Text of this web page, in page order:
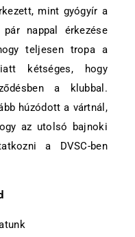
mint gyógyír a
nappal érkezése
teljesen tropa a
kétséges, hogy
a klubbal.
húzódott a vártnál,
az utolsó bajnoki
a DVSC-ben